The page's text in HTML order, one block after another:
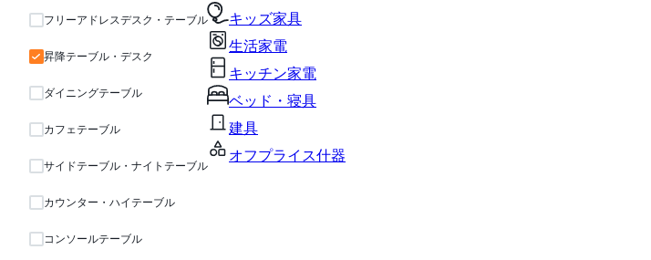
キッズ家具
生活家電
キッチン家電
ベッド・寝具
建具
オフプライス什器
フリーアドレスデスク・テーブル
昇降テーブル・デスク
ダイニングテーブル
カフェテーブル
サイドテーブル・ナイトテーブル
カウンター・ハイテーブル
コンソールテーブル